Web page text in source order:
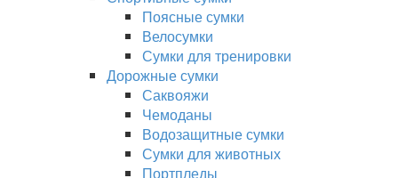
Поясные сумки
Велосумки
Сумки для тренировки
Дорожные сумки
Саквояжи
Чемоданы
Водозащитные сумки
Сумки для животных
Портпледы